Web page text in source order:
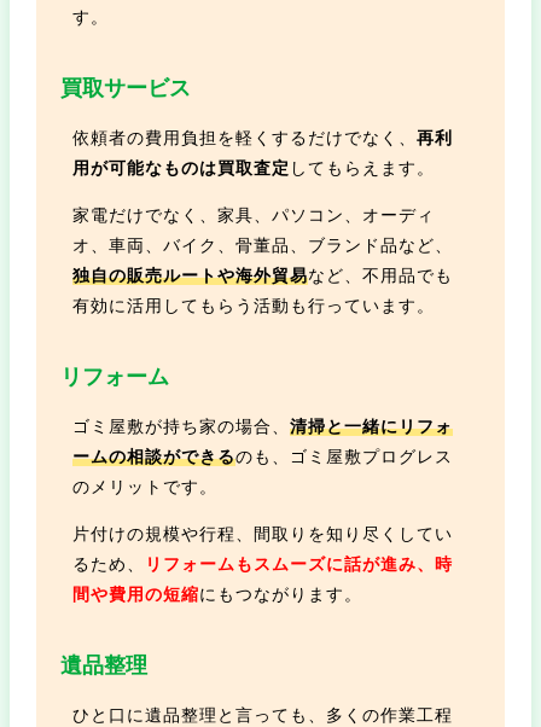
す。
買取サービス
依頼者の費用負担を軽くするだけでなく、再利
用が可能なものは買取査定 してもらえます。
家電だけでなく、家具、パソコン、オーディ
オ、車両、バイク、骨董品、ブランド品など、
独自の販売ルートや海外貿易など、不用品でも
有効に活用してもらう活動も行っています。
リフォーム
ゴミ屋敷が持ち家の場合、清掃と一緒にリフォ
ームの相談ができるのも、ゴミ屋敷プログレス
のメリットです。
片付けの規模や行程、間取りを知り尽くしてい
るため、
リフォームもスムーズに話が進み、時
間や費用の短縮にもつながります。
遺品整理
ひと口に遺品整理と言っても、多くの作業工程